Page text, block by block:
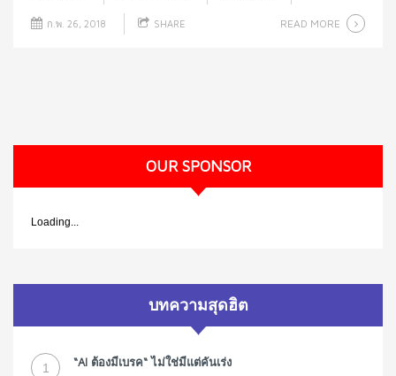
ก.พ. 26, 2018 SHARE READ MORE
OUR SPONSOR
Loading...
บทความสุดฮิต
1 “AI ต้องมีเบรค“ ไม่ใช่มีแต่คันเร่ง